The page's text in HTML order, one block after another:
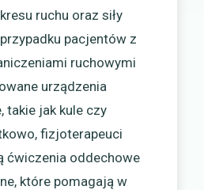
ruchu oraz siły
pacjentów z
ruchowymi
urządzenia
takie jak kule czy
fizjoterapeuci
ćwiczenia oddechowe
które pomagają w